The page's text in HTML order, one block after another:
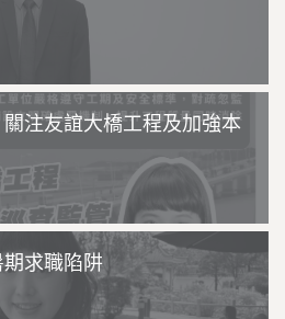
關注友誼大橋工程及加強本
求職陷阱